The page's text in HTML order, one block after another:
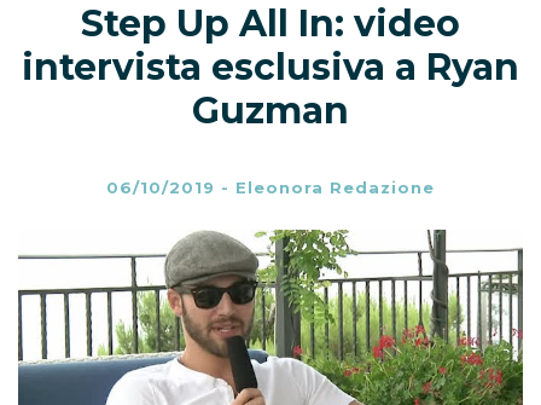
Step Up All In: video
intervista esclusiva a Ryan
Guzman
06/10/2019 - Eleonora Redazione